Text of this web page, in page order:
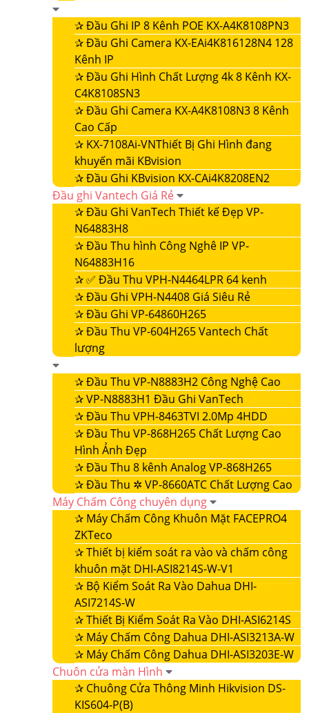
✰Đầu Ghi IP 8 Kênh POE KX-A4K8108PN3
✰Đầu Ghi Camera KX-EAi4K816128N4 128
Kênh IP
✰Đầu Ghi Hình Chất Lượng 4k 8 Kênh KX-
C4K8108SN3
✰Đầu Ghi Camera KX-A4K8108N3 8 Kênh
Cao Cấp
✰ KX-7108Ai-VNThiết Bị Ghi Hình đang
khuyến mãi KBvision
✰Đầu Ghi KBvision KX-CAi4K8208EN2
Đầu ghi Vantech Giá Rẻ
✰Đầu Ghi VanTech Thiết kế Đẹp VP-
N64883H8
✰Đầu Thu hình Công Nghê IP VP-
N64883H16
✰✅ Đầu Thu VPH-N4464LPR 64 kenh
✰Đầu Ghi VPH-N4408 Giá Siêu Rẻ
✰Đầu Ghi VP-64860H265
✰Đầu Thu VP-604H265 Vantech Chất
lượng
✰Đầu Thu VP-N8883H2 Công Nghệ Cao
✰VP-N8883H1 Đầu Ghi VanTech
✰Đầu Thu VPH-8463TVI 2.0Mp 4HDD
✰Đầu Thu VP-868H265 Chất Lượng Cao
Hình Ảnh Đẹp
✰Đầu Thu 8 kênh Analog VP-868H265
✰Đầu Thu ✲ VP-8660ATC Chất Lượng Cao
Máy Chấm Công chuyên dụng
✰ Máy Chấm Công Khuôn Mặt FACEPRO4
ZKTeco
✰Thiết bị kiểm soát ra vào và chấm công
khuôn mặt DHI-ASI8214S-W-V1
✰ Bộ Kiểm Soát Ra Vào Dahua DHI-
ASI7214S-W
✰Thiết Bị Kiểm Soát Ra Vào DHI-ASI6214S
✰ Máy Chấm Công Dahua DHI-ASI3213A-W
✰ Máy Chấm Công Dahua DHI-ASI3203E-W
Chuôn cửa màn Hình
✰ Chuông Cửa Thông Minh Hikvision DS-
KIS604-P(B)